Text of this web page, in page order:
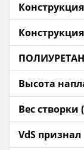
ПОЛИУРЕТАН
Высота
Вес створки
VdS признал